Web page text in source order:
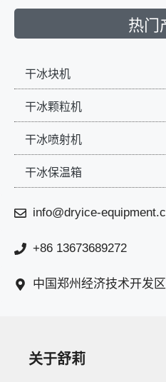
热门
干冰块机
干冰颗粒机
干冰喷射机
干冰保温箱
info@dryice-
+86 13673689272
中国郑州经济技术开发
关于舒莉